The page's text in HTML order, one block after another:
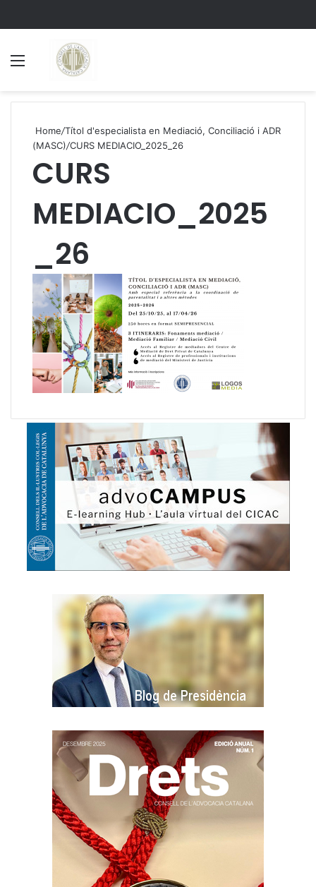
Home/Títol d'especialista en Mediació, Conciliació i ADR
(MASC)/CURS MEDIACIO_2025_26
CURS
MEDIACIO_2025
_26